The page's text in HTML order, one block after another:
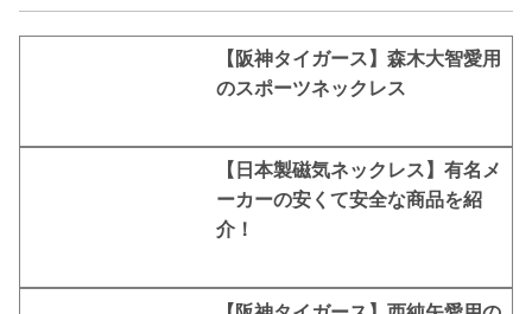
【阪神タイガース】森木大智愛用
のスポーツネックレス
【日本製磁気ネックレス】有名メ
ーカーの安くて安全な商品を紹
介！